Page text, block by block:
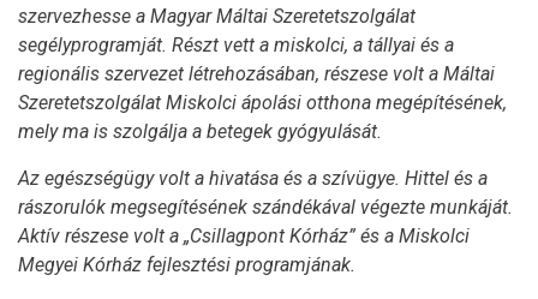
szervezhesse a Magyar Máltai Szeretetszolgálat
segélyprogramját. Részt vett a miskolci, a tállyai és a
regionális szervezet létrehozásában, részese volt a Máltai
Szeretetszolgálat Miskolci ápolási otthona megépítésének,
mely ma is szolgálja a betegek gyógyulását.
Az egészségügy volt a hivatása és a szívügye. Hittel és a
rászorulók megsegítésének szándékával végezte munkáját.
Aktív részese volt a „Csillagpont Kórház” és a Miskolci
Megyei Kórház fejlesztési programjának.